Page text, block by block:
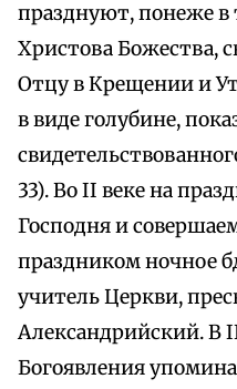
празднуют, понеже в
Христова Божества,
Отцу в Крещении и
в виде голубине,
33). Во II веке на
Господня и
праздником ночное
учитель Церкви,
Александрийский. В
Богоявления